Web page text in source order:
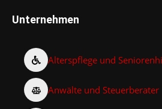
Unternehmen
Alterspflege und
Anwälte und Steuerberater